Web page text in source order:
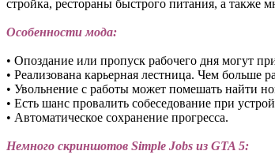
стройка, рестораны быстрого питания, а также
Особенности мода:
• Опоздание или пропуск рабочего дня могут
• Реализована карьерная лестница. Чем больше
• Увольнение с работы может помешать найти
• Есть шанс провалить собеседование при
• Автоматическое сохранение прогресса.
Немного скриншотов Simple Jobs из GTA 5: